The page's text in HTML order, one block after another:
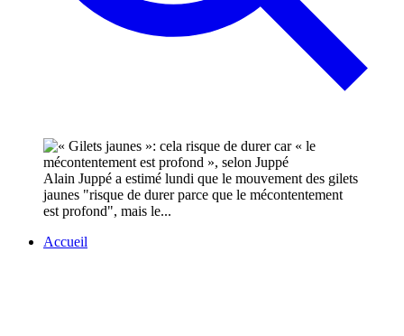
Alain Juppé a estimé lundi que le mouvement des gilets
jaunes "risque de durer parce que le mécontentement
est profond", mais le...
Accueil